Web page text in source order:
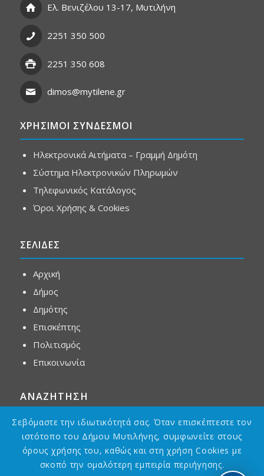
Ελ. Βενιζέλου 13-17, Μυτιλήνη
2251 350 500
2251 350 608
dimos@mytilene.gr
ΧΡΗΣΙΜΟΙ ΣΥΝΔΕΣΜΟΙ
Ηλεκτρονικά Αιτήματα – Γραμμή Δημότη
Σύστημα Ηλεκτρονικών Πληρωμών
Τηλεφωνικός Κατάλογος
Όροι Χρήσης & Cookies
ΣΕΛΙΔΕΣ
Αρχική
Δήμος
Δημότης
Επισκέπτης
Πολιτισμός
Επικοινωνία
ΑΝΑΖΗΤΗΣΗ
Σεβόμαστε την ιδιωτικότητά σας. Όταν επισκέπτεστε τον
ιστότοπο του Δήμου Μυτιλήνης, συμφωνείτε στους
όρους χρήσης του, καθώς και στη χρήση Cookies με
σκοπό την ομαλότερη εμπειρία περιήγησης.